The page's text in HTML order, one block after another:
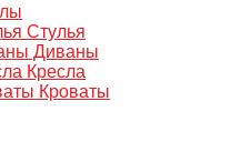
Стулья
Диваны
Кресла
Кроваты